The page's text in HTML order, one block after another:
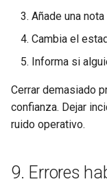
Añade una
Cambia el
Informa si
Cerrar demasiado
confianza. Dejar
ruido operativo.
9. Errores